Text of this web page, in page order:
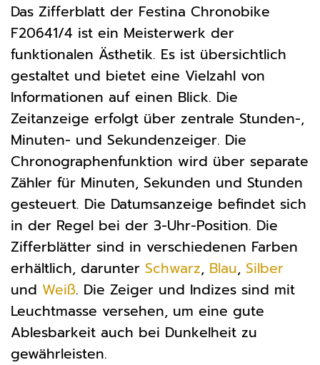
Das Zifferblatt der Festina Chronobike
F20641/4 ist ein Meisterwerk der
funktionalen Ästhetik. Es ist übersichtlich
gestaltet und bietet eine Vielzahl von
Informationen auf einen Blick. Die
Zeitanzeige erfolgt über zentrale Stunden-,
Minuten- und Sekundenzeiger. Die
Chronographenfunktion wird über separate
Zähler für Minuten, Sekunden und Stunden
gesteuert. Die Datumsanzeige befindet sich
in der Regel bei der 3-Uhr-Position. Die
Zifferblätter sind in verschiedenen Farben
erhältlich, darunter Schwarz, Blau, Silber
und Weiß. Die Zeiger und Indizes sind mit
Leuchtmasse versehen, um eine gute
Ablesbarkeit auch bei Dunkelheit zu
gewährleisten.